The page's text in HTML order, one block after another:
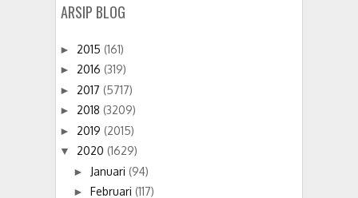
ARSIP BLOG
► 2015 (161)
► 2016 (319)
► 2017 (5717)
► 2018 (3209)
► 2019 (2015)
▼ 2020 (1629)
► Januari (94)
► Februari (117)